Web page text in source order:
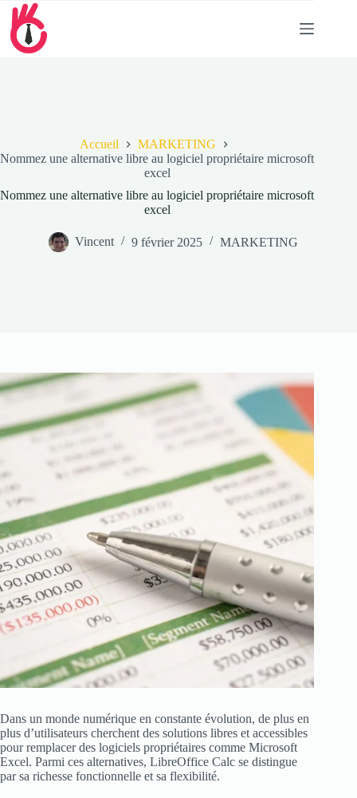
Passer
contenu
Accueil
MARKETING
Nommez une alternative libre au logiciel propriétaire microsoft
excel
Nommez une alternative libre au logiciel propriétaire microsoft
excel
Vincent 9 février 2025 MARKETING
Dans un monde numérique en constante évolution, de plus en
plus d’utilisateurs cherchent des solutions libres et accessibles
pour remplacer des logiciels propriétaires comme Microsoft
Excel. Parmi ces alternatives, LibreOffice Calc se distingue
par sa richesse fonctionnelle et sa flexibilité.